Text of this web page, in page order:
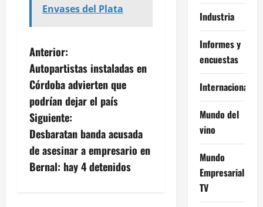
Envases del Plata
N
a
v
e
g
a
Anterior:
Autopartistas instaladas en
Córdoba advierten que
podrían dejar el país
Siguiente:
Desbaratan banda acusada
de asesinar a empresario en
Bernal: hay 4 detenidos
Industria
Informes y
encuestas
Internacional
Mundo del
vino
Mundo
Empresarial
TV